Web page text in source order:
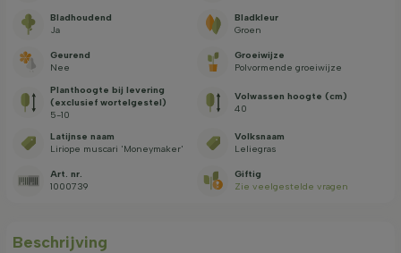
Bladhoudend
Ja
Bladkleur
Groen
Geurend
Nee
Groeiwijze
Polvormende groeiwijze
Planthoogte bij levering
(exclusief wortelgestel)
5-10
Volwassen hoogte (cm)
40
Latijnse naam
Liriope muscari 'Moneymaker'
Volksnaam
Leliegras
Art. nr.
1000739
Giftig
Zie veelgestelde vragen
Beschrijving